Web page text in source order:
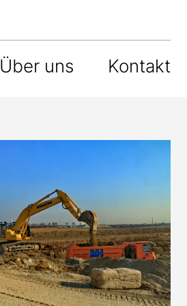
Über uns Kontakt